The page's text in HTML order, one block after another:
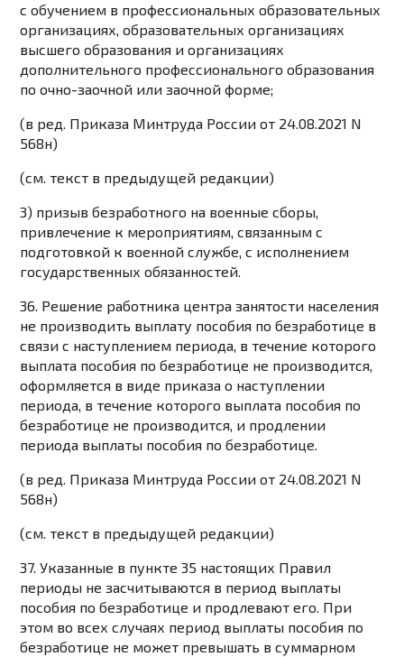
с обучением в профессиональных образовательных
организациях, образовательных организациях
высшего образования и организациях
дополнительного профессионального образования
по очно-заочной или заочной форме;
(в ред. Приказа Минтруда России от 24.08.2021 N
568н)
(см. текст в предыдущей редакции)
3) призыв безработного на военные сборы,
привлечение к мероприятиям, связанным с
подготовкой к военной службе, с исполнением
государственных обязанностей.
36. Решение работника центра занятости населения
не производить выплату пособия по безработице в
связи с наступлением периода, в течение которого
выплата пособия по безработице не производится,
оформляется в виде приказа о наступлении
периода, в течение которого выплата пособия по
безработице не производится, и продлении
периода выплаты пособия по безработице.
(в ред. Приказа Минтруда России от 24.08.2021 N
568н)
(см. текст в предыдущей редакции)
37. Указанные в пункте 35 настоящих Правил
периоды не засчитываются в период выплаты
пособия по безработице и продлевают его. При
этом во всех случаях период выплаты пособия по
безработице не может превышать в суммарном